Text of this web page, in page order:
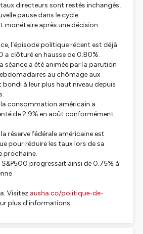
directeurs sont restés inchangés,
pause dans le cycle
monétaire après une décision
l'épisode politique récent est déjà
a clôturé en hausse de 0.80%.
séance a été animée par la parution
au chômage aux
à leur plus haut niveau depuis
consommation américain a
de 2,9% en août conformément
réserve fédérale américaine est
pour réduire les taux lors de sa
prochaine.
S&P500 progressait ainsi de 0.75% à
Visitez ausha.co/politique-de-
plus d'informations.